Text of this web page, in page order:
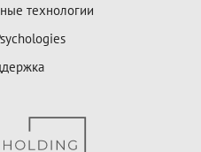
технологии